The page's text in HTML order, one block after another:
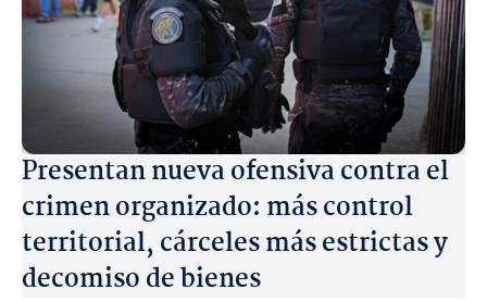
Presentan nueva ofensiva contra el
crimen organizado: más control
territorial, cárceles más estrictas y
decomiso de bienes